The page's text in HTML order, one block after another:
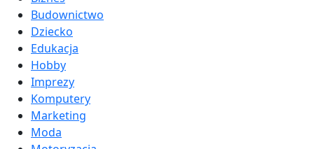
Budownictwo
Dziecko
Edukacja
Hobby
Imprezy
Komputery
Marketing
Moda